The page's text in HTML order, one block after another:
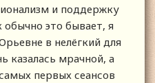
и поддержку
это бывает, я
в нелёгкий для
казалась мрачной, а
первых сеансов